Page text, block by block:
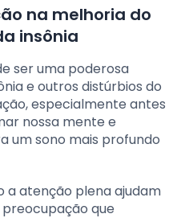
na melhoria do
insônia
ser uma poderosa
e outros distúrbios do
especialmente antes
nossa mente e
um sono mais profundo
a atenção plena ajudam
que